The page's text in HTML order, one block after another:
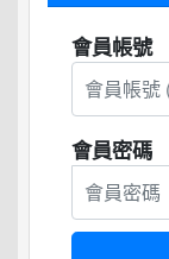
會員帳號
會員密碼